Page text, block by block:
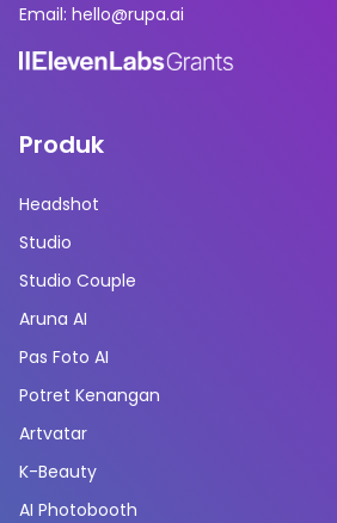
Email: hello@rupa.ai
Produk
Headshot
Studio
Studio Couple
Aruna AI
Pas Foto AI
Potret Kenangan
Artvatar
K-Beauty
AI Photobooth